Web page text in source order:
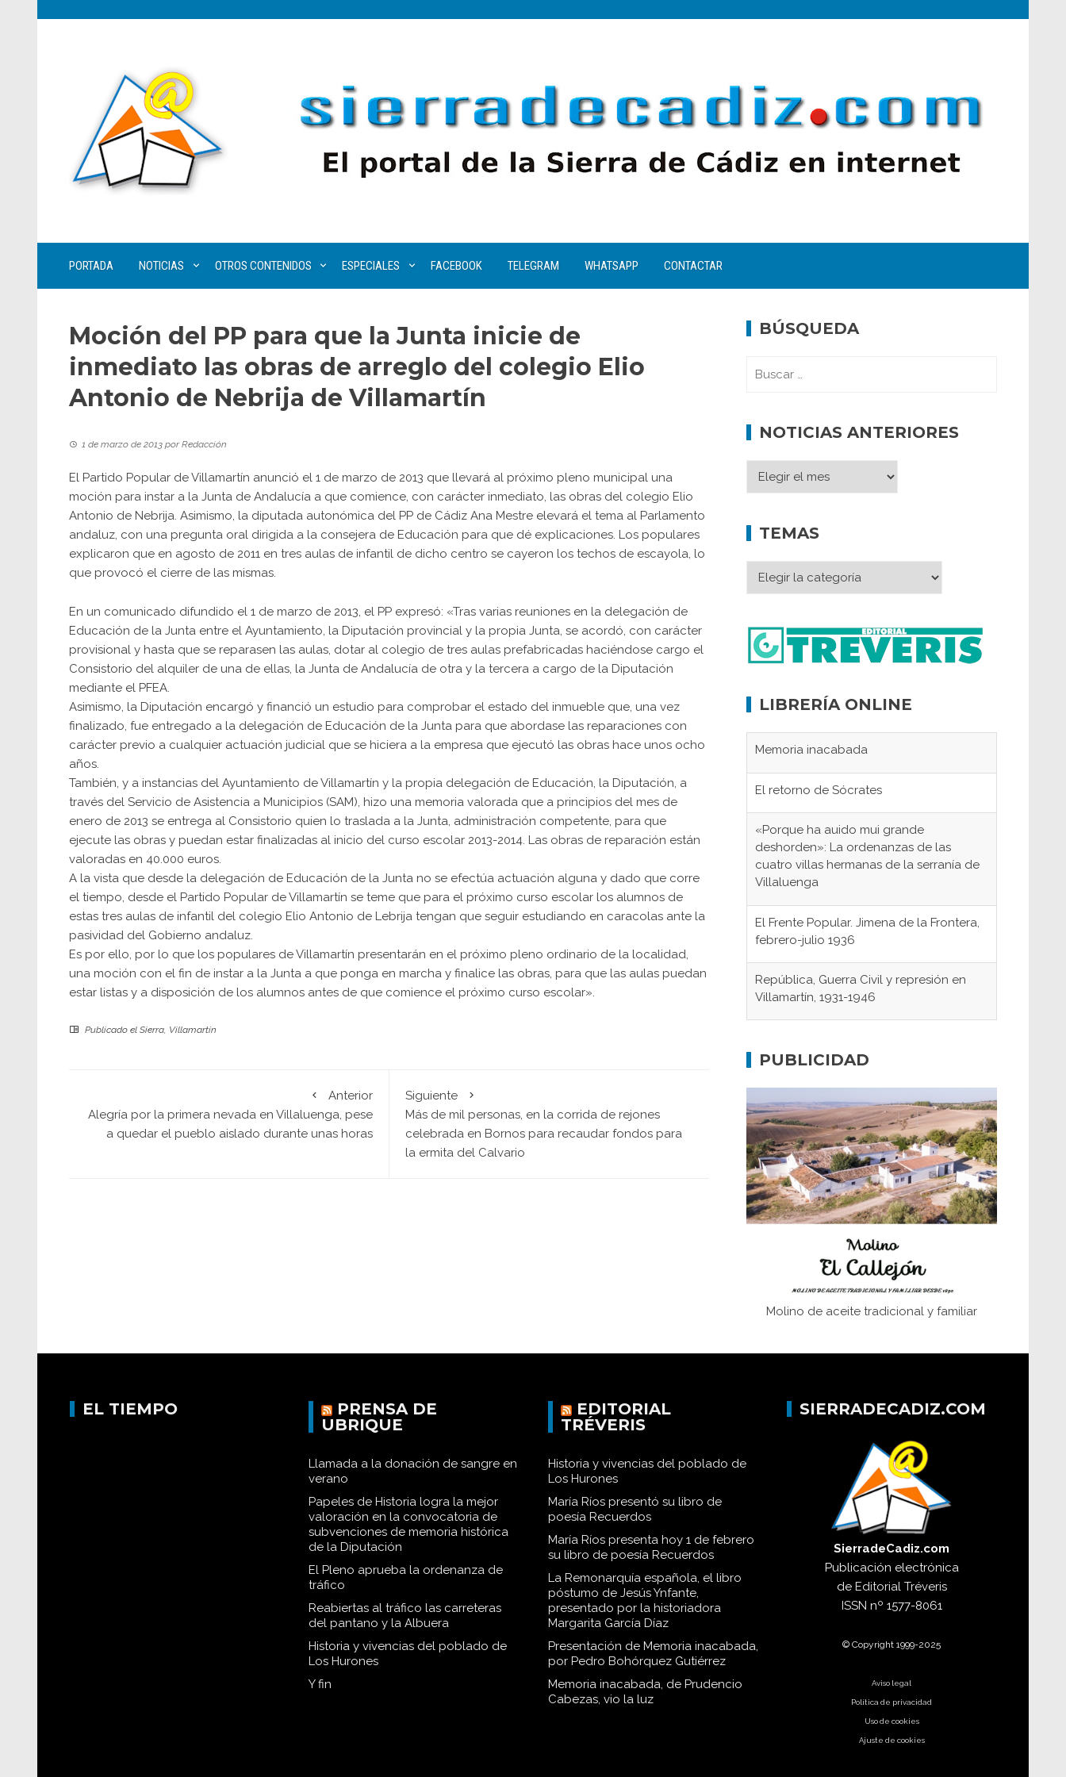
PORTADA NOTICIAS OTROS CONTENIDOS ESPECIALES FACEBOOK TELEGRAM WHATSAPP CONTACTAR
Moción del PP para que la Junta inicie de
inmediato las obras de arreglo del colegio Elio
Antonio de Nebrija de Villamartín
1 de marzo de 2013 porRedacción
El Partido Popular de Villamartín anunció el 1 de marzo de 2013 que llevará al próximo pleno municipal una
moción para instar a la Junta de Andalucía a que comience, con carácter inmediato, las obras del colegio Elio
Antonio de Nebrija. Asimismo, la diputada autonómica del PP de Cádiz Ana Mestre elevará el tema al Parlamento
andaluz, con una pregunta oral dirigida a la consejera de Educación para que dé explicaciones. Los populares
explicaron que en agosto de 2011 en tres aulas de infantil de dicho centro se cayeron los techos de escayola, lo
que provocó el cierre de las mismas.
En un comunicado difundido el 1 de marzo de 2013, el PP expresó: «Tras varias reuniones en la delegación de
Educación de la Junta entre el Ayuntamiento, la Diputación provincial y la propia Junta, se acordó, con carácter
provisional y hasta que se reparasen las aulas, dotar al colegio de tres aulas prefabricadas haciéndose cargo el
Consistorio del alquiler de una de ellas, la Junta de Andalucía de otra y la tercera a cargo de la Diputación
mediante el PFEA.
Asimismo, la Diputación encargó y financió un estudio para comprobar el estado del inmueble que, una vez
finalizado, fue entregado a la delegación de Educación de la Junta para que abordase las reparaciones con
carácter previo a cualquier actuación judicial que se hiciera a la empresa que ejecutó las obras hace unos ocho
años.
También, y a instancias del Ayuntamiento de Villamartín y la propia delegación de Educación, la Diputación, a
través del Servicio de Asistencia a Municipios (SAM), hizo una memoria valorada que a principios del mes de
enero de 2013 se entrega al Consistorio quien lo traslada a la Junta, administración competente, para que
ejecute las obras y puedan estar finalizadas al inicio del curso escolar 2013-2014. Las obras de reparación están
valoradas en 40.000 euros.
A la vista que desde la delegación de Educación de la Junta no se efectúa actuación alguna y dado que corre
el tiempo, desde el Partido Popular de Villamartín se teme que para el próximo curso escolar los alumnos de
estas tres aulas de infantil del colegio Elio Antonio de Lebrija tengan que seguir estudiando en caracolas ante la
pasividad del Gobierno andaluz.
Es por ello, por lo que los populares de Villamartín presentarán en el próximo pleno ordinario de la localidad,
una moción con el fin de instar a la Junta a que ponga en marcha y finalice las obras, para que las aulas puedan
estar listas y a disposición de los alumnos antes de que comience el próximo curso escolar».
Publicado el Sierra, Villamartín
Anterior
Alegría por la primera nevada en Villaluenga, pese
a quedar el pueblo aislado durante unas horas
Siguiente
Más de mil personas, en la corrida de rejones
celebrada en Bornos para recaudar fondos para
la ermita del Calvario
BÚSQUEDA
NOTICIAS ANTERIORES
TEMAS
LIBRERÍA ONLINE
Memoria inacabada
El retorno de Sócrates
«Porque ha auido mui grande
deshorden»: La ordenanzas de las
cuatro villas hermanas de la serranía de
Villaluenga
El Frente Popular. Jimena de la Frontera,
febrero-julio 1936
República, Guerra Civil y represión en
Villamartín, 1931-1946
concentración nazis
fundaciones de Bornos
El Frente Popular. Ubrique, febrero-julio
1936
Juntar las letras. La alfabetización en el
campo: del afán de saber a la
Historia y vivencias del poblado de Los
PUBLICIDAD
Molino de aceite tradicional y familiar
EL TIEMPO
PRENSA DE
UBRIQUE
Llamada a la donación de sangre en
verano
Papeles de Historia logra la mejor
valoración en la convocatoria de
subvenciones de memoria histórica
de la Diputación
El Pleno aprueba la ordenanza de
tráfico
Reabiertas al tráfico las carreteras
del pantano y la Albuera
Historia y vivencias del poblado de
Los Hurones
Y fin
EDITORIAL
TRÉVERIS
Historia y vivencias del poblado de
Los Hurones
María Ríos presentó su libro de
poesía Recuerdos
María Ríos presenta hoy 1 de febrero
su libro de poesía Recuerdos
La Remonarquía española, el libro
póstumo de Jesús Ynfante,
presentado por la historiadora
Margarita García Díaz
Presentación de Memoria inacabada,
por Pedro Bohórquez Gutiérrez
Memoria inacabada, de Prudencio
Cabezas, vio la luz
SIERRADECADIZ.COM
SierradeCadiz.com
Publicación electrónica
de Editorial Tréveris
ISSN nº 1577-8061
© Copyright 1999-2025
Aviso legal
Política de privacidad
Uso de cookies
Ajuste de cookies